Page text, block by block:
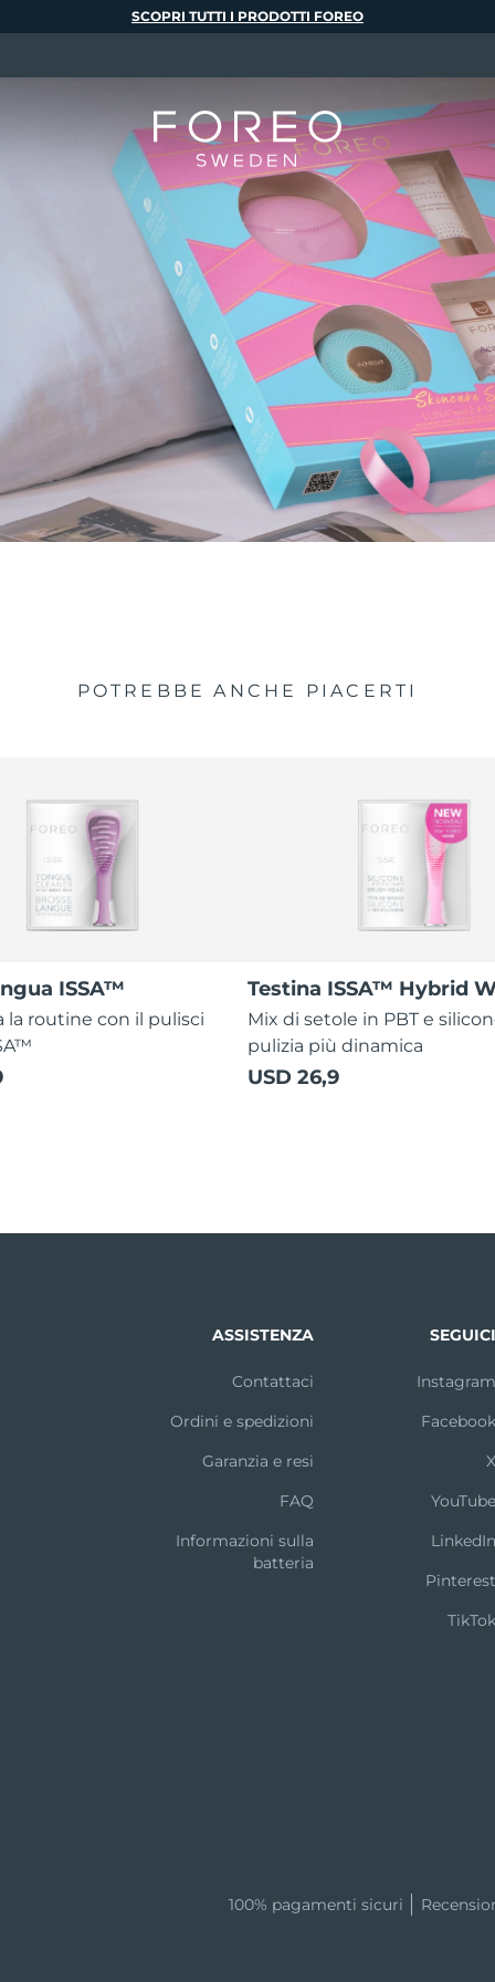
POTREBBE ANCHE PIACERTI
ISSA™
la routine con il pulisci
Testina ISSA™ Hybrid
Mix di setole in PBT e
pulizia più dinamica
USD 26,9
SCOPRI TUTTI I PRODOTTI FOREO
ASSISTENZA
Contattaci
Ordini e spedizioni
Garanzia e resi
FAQ
Informazioni sulla
batteria
SEGUICI
Instagram
Facebook
X
YouTube
LinkedIn
Pinterest
TikTok
100% pagamenti sicuri